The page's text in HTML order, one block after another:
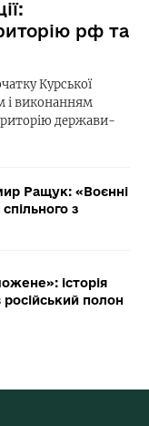
рф та
Курської
і виконанням
держави-
Ращук: «Воєнні
з
історія
полон